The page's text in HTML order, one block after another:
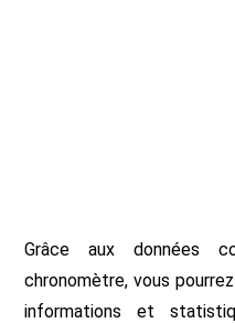
Grâce aux données
chronomètre, vous
informations et